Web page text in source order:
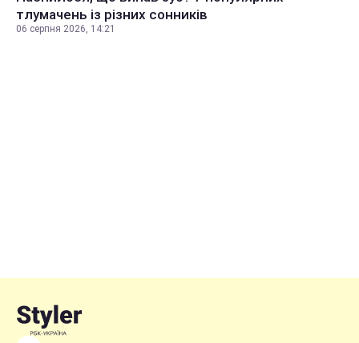
тлумачень із різних сонників
06 серпня 2026, 14:21